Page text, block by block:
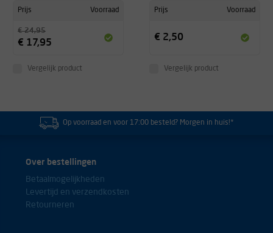
Prijs Voorraad
€ 24,95
€ 17,95
Vergelijk product
Prijs Voorraad
€ 2,50
Vergelijk product
Op voorraad en voor 17:00 besteld? Morgen in huis!*
Over bestellingen
Betaalmogelijkheden
Levertijd en verzendkosten
Retourneren